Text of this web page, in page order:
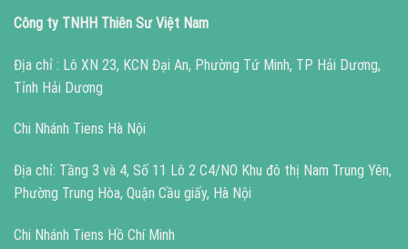
Công ty TNHH Thiên Sư Việt Nam
Địa chỉ : Lô XN 23, KCN Đại An, Phường Tứ Minh, TP Hải Dương,
Tỉnh Hải Dương
Chi Nhánh Tiens Hà Nội
Địa chỉ: Tầng 3 và 4, Số 11 Lô 2 C4/NO Khu đô thị Nam Trung Yên,
Phường Trung Hòa, Quận Cầu giấy, Hà Nội
Chi Nhánh Tiens Hồ Chí Minh